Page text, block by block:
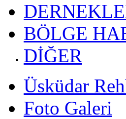
BÖLGE
DİĞER
Üsküdar
Foto Galeri